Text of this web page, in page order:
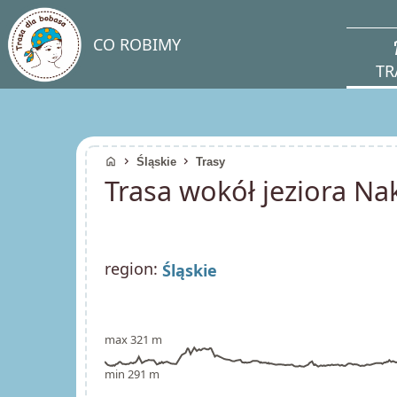
CO ROBIMY
home chevron_right Śląskie chevron_right Trasy
Trasa wokół jeziora
region: Śląskie
max 321 m
min 291 m